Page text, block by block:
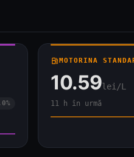
local_gas_stationMOTORINA
10.59lei/L
11 h în urmă